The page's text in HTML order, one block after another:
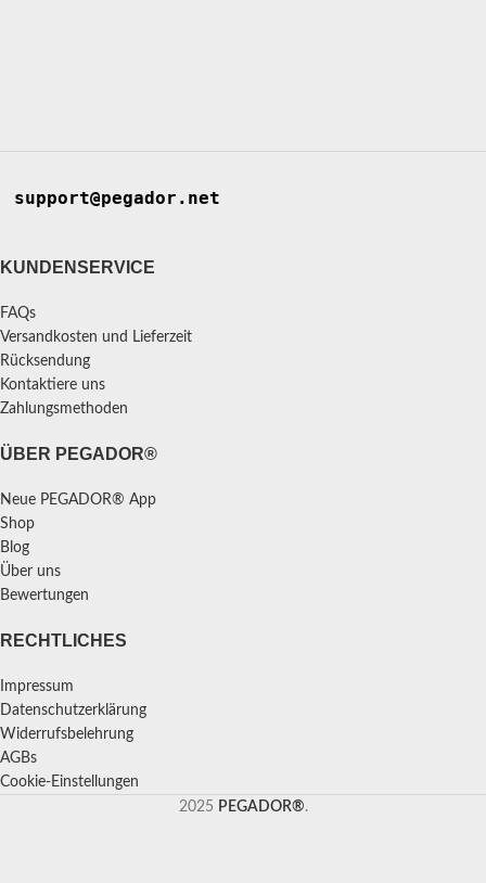
support@pegador.net
KUNDENSERVICE
FAQs
Versandkosten und Lieferzeit
Rücksendung
Kontaktiere uns
Zahlungsmethoden
ÜBER PEGADOR®
Neue PEGADOR® App
Shop
Blog
Über uns
Bewertungen
RECHTLICHES
Impressum
Datenschutzerklärung
Widerrufsbelehrung
AGBs
Cookie-Einstellungen
2025 PEGADOR®.